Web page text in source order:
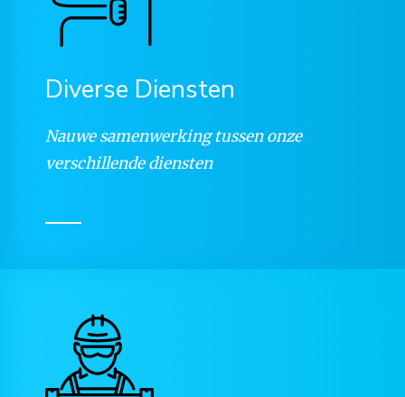
Diverse Diensten
Nauwe samenwerking tussen onze
verschillende diensten